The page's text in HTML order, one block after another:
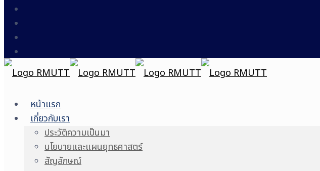
หน้าแรก
เกี่ยวกับเรา
ประวัติความเป็นมา
นโยบายและแผนยุทธศาสตร์
สัญลักษณ์